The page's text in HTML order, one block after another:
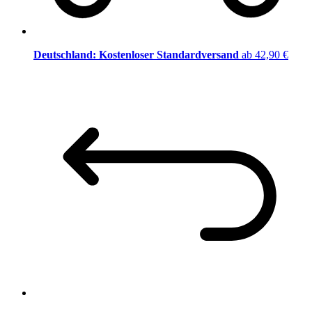
Deutschland: Kostenloser Standardversand ab 42,90 €